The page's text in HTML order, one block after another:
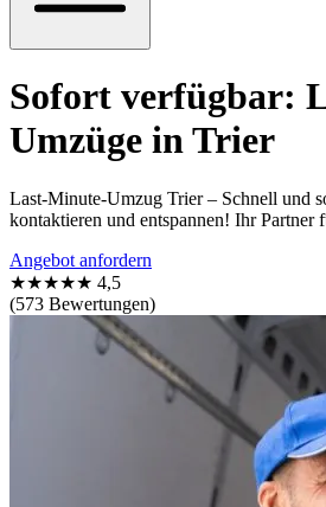
Sofort verfügbar:
Umzüge in Trier
Last-Minute-Umzug Trier – Schnell und
kontaktieren und entspannen! Ihr Partner
Angebot anfordern
★★★★★ 4,5
(573 Bewertungen)